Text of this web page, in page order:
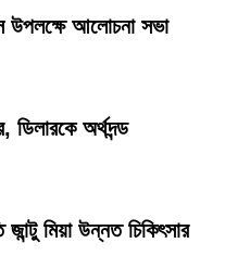
উপলক্ষে আলোচনা সভা
ডিলারকে অর্থদন্ড
মিয়া উন্নত চিকিৎসার